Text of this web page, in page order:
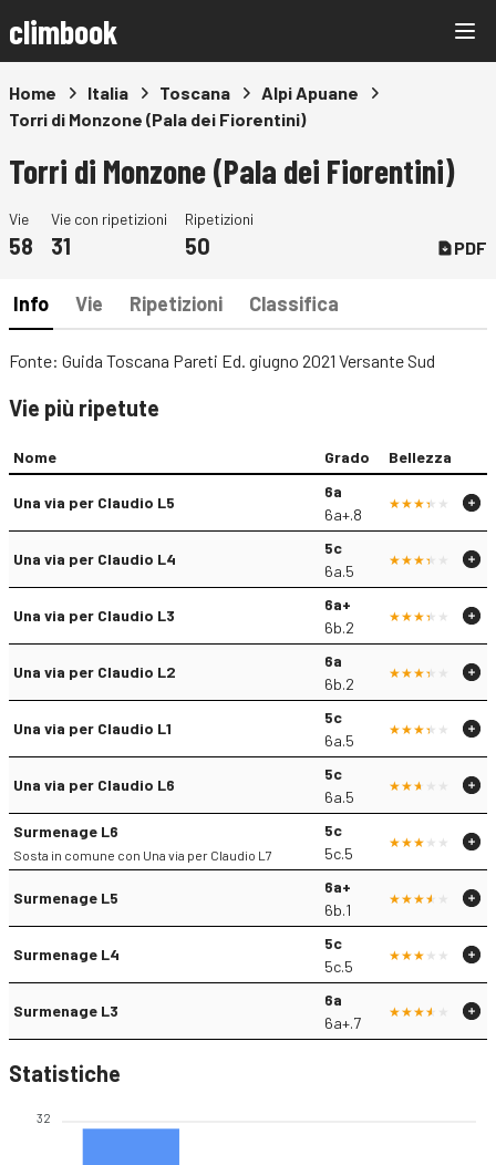
climbook
Home Italia Toscana
Alpi Apuane
Torri di Monzone (Pala dei Fiorentini)
Torri di Monzone (Pala dei Fiorentini)
Vie
58
Vie con ripetizioni
31
Ripetizioni
50 PDF
Info Vie Ripetizioni Classifica
Fonte: Guida Toscana Pareti Ed. giugno 2021 Versante Sud
Vie più ripetute
Nome Grado Bellezza
Una via per Claudio L5
6a
6a+.8
Una via per Claudio L4
5c
6a.5
Una via per Claudio L3
6a+
6b.2
Una via per Claudio L2
6a
6b.2
Una via per Claudio L1
5c
6a.5
Una via per Claudio L6
5c
6a.5
Surmenage L6
Sosta in comune con Una via per Claudio L7
5c
5c.5
Surmenage L5
6a+
6b.1
Surmenage L4
5c
5c.5
Surmenage L3
6a
6a+.7
Statistiche
32